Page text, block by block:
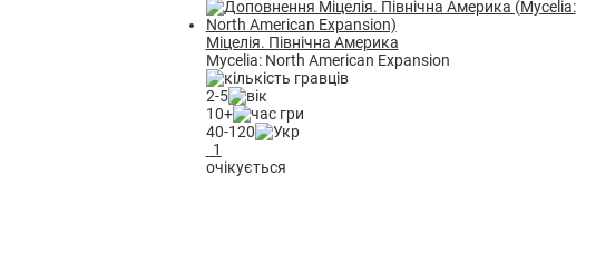
Міцелія. Північна Америка
Mycelia: North American Expansion
2-5
10+
40-120
1
очікується